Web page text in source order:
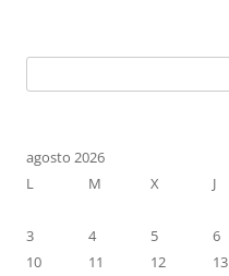
agosto 2026
L
M X J
3
4 5 6
10
11 12 13